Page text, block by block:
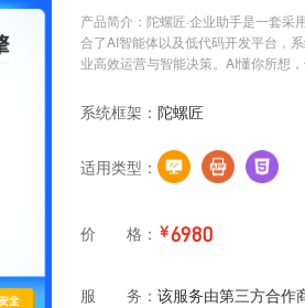
产品简介：陀螺匠·企业助手是一套
合了AI智能体以及低代码开发平台，
业高效运营与智能决策。AI懂你所想，
系统框架： 陀螺匠
适用类型：
价 格： ￥6980
服 务： 该服务由第三方合作